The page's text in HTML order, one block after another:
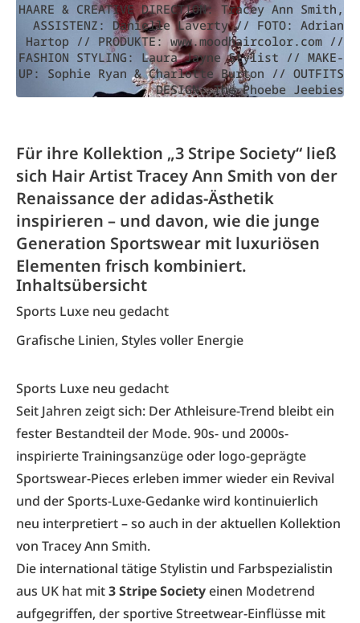
HAARE & CREATIVE DIRECTION: Tracey Ann Smith,
ASSISTENZ: Danielle Laverty // FOTO: Adrian
Hartop // PRODUKTE: www.moodhaircolor.com //
FASHION STYLING: Laura Jayne Stylist // MAKE-
UP: Sophie Ryan & Charlotte Burton // OUTFITS
DESIGN: The Phoebe Jeebies
Für ihre Kollektion „3 Stripe Society“ ließ
sich Hair Artist Tracey Ann Smith von der
Renaissance der adidas-Ästhetik
inspirieren – und davon, wie die junge
Generation Sportswear mit luxuriösen
Elementen frisch kombiniert.
Inhaltsübersicht
Sports Luxe neu gedacht
Grafische Linien, Styles voller Energie
Sports Luxe neu gedacht
Seit Jahren zeigt sich: Der Athleisure-Trend bleibt ein
fester Bestandteil der Mode. 90s- und 2000s-
inspirierte Trainingsanzüge oder logo-geprägte
Sportswear-Pieces erleben immer wieder ein Revival
und der Sports-Luxe-Gedanke wird kontinuierlich
neu interpretiert – so auch in der aktuellen Kollektion
von Tracey Ann Smith.
Die international tätige Stylistin und Farbspezialistin
aus UK hat mit3 Stripe Societyeinen Modetrend
aufgegriffen, der sportive Streetwear-Einflüsse mit